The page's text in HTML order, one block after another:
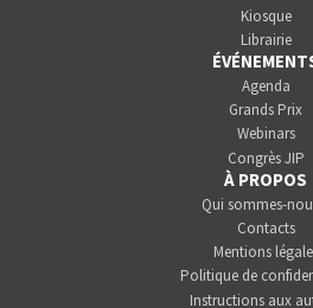
Kiosque
Librairie
Agenda
Grands Prix
Webinars
Congrès JIP
À PROPOS
Qui sommes-
Contacts
Mentions
Politique de
Instructions aux